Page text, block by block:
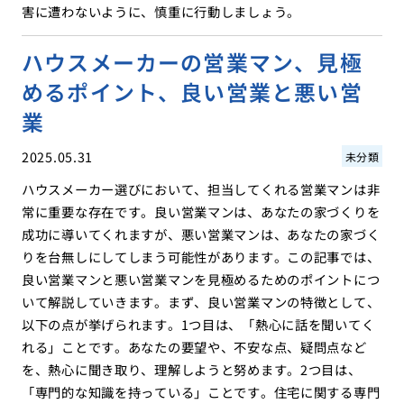
害に遭わないように、慎重に行動しましょう。
ハウスメーカーの営業マン、見極
めるポイント、良い営業と悪い営
業
2025.05.31 未分類
ハウスメーカー選びにおいて、担当してくれる営業マンは非
常に重要な存在です。良い営業マンは、あなたの家づくりを
成功に導いてくれますが、悪い営業マンは、あなたの家づく
りを台無しにしてしまう可能性があります。この記事では、
良い営業マンと悪い営業マンを見極めるためのポイントにつ
いて解説していきます。まず、良い営業マンの特徴として、
以下の点が挙げられます。1つ目は、「熱心に話を聞いてく
れる」ことです。あなたの要望や、不安な点、疑問点など
を、熱心に聞き取り、理解しようと努めます。2つ目は、
「専門的な知識を持っている」ことです。住宅に関する専門